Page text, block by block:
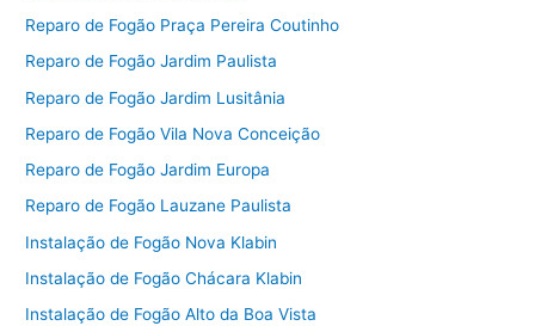
Reparo de Fogão Praça Pereira Coutinho
Reparo de Fogão Jardim Paulista
Reparo de Fogão Jardim Lusitânia
Reparo de Fogão Vila Nova Conceição
Reparo de Fogão Jardim Europa
Reparo de Fogão Lauzane Paulista
Instalação de Fogão Nova Klabin
Instalação de Fogão Chácara Klabin
Instalação de Fogão Alto da Boa Vista